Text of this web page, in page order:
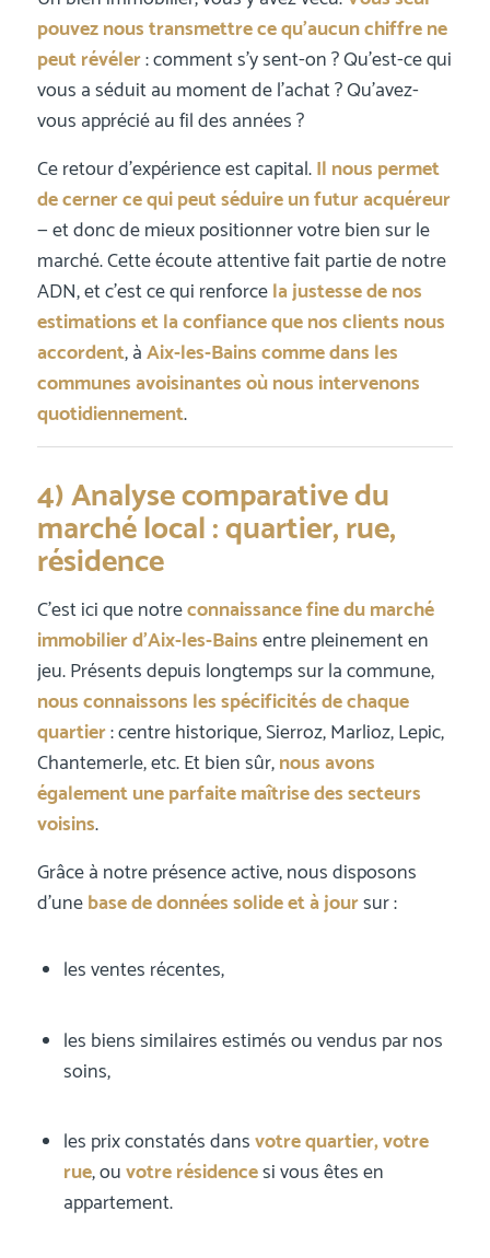
pouvez nous transmettre ce qu’aucun chiffre ne
peut révéler: comment s’y sent-on ? Qu’est-ce qui
vous a séduit au moment de l’achat ? Qu’avez-
vous apprécié au fil des années ?
Ce retour d’expérience est capital.Il nous permet
de cerner ce qui peut séduire un futur acquéreur
— et donc de mieux positionner votre bien sur le
marché. Cette écoute attentive fait partie de notre
ADN, et c’est ce qui renforcela justesse de nos
estimations et la confiance que nos clients nous
accordent, àAix-les-Bains comme dans les
communes avoisinantes où nous intervenons
quotidiennement.
4) Analyse comparative du
marché local : quartier, rue,
résidence
C’est ici que notreconnaissance fine du marché
immobilier d’Aix-les-Bainsentre pleinement en
jeu. Présents depuis longtemps sur la commune,
nous connaissons les spécificités de chaque
quartier: centre historique, Sierroz, Marlioz, Lepic,
Chantemerle, etc. Et bien sûr,nous avons
également une parfaite maîtrise des secteurs
voisins.
Grâce à notre présence active, nous disposons
d’unebase de données solide et à joursur :
les ventes récentes,
les biens similaires estimés ou vendus par nos
soins,
les prix constatés dansvotre quartier, votre
rue, ouvotre résidencesi vous êtes en
appartement.